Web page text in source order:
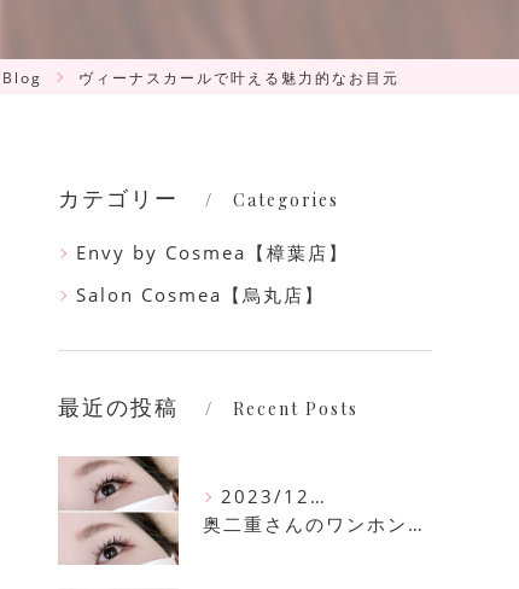
Blog ヴィーナスカールで叶える魅力的なお目元
カテゴリー Categories
Envy by Cosmea【樟葉店】
Salon Cosmea【烏丸店】
最近の投稿 Recent Posts
2023/12/16
奥二重さんのワンホンマツエク